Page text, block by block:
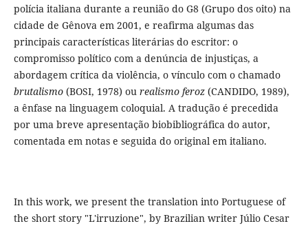
polícia italiana durante a reunião do G8 (Grupo dos oito) na
cidade de Gênova em 2001, e reafirma algumas das
principais características literárias do escritor: o
compromisso político com a denúncia de injustiças, a
abordagem crítica da violência, o vínculo com o chamado
brutalismo(BOSI, 1978) ou realismo feroz(CANDIDO, 1989),
a ênfase na linguagem coloquial. A tradução é precedida
por uma breve apresentação biobibliográfica do autor,
comentada em notas e seguida do original em italiano.
In this work, we present the translation into Portuguese of
the short story "L'irruzione", by Brazilian writer Júlio Cesar